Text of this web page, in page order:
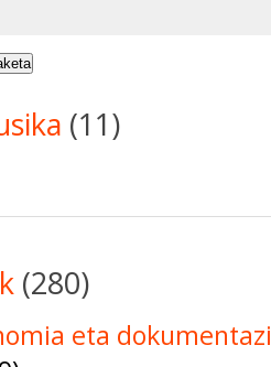
(11)
(280)
eta